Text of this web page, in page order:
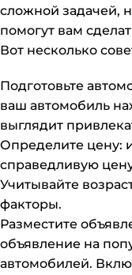
сложной задачей,
помогут вам
Вот несколько
Подготовьте
ваш автомобиль
выглядит
Определите цену:
справедливую
Учитывайте
факторы.
Разместите
объявление на
автомобилей.